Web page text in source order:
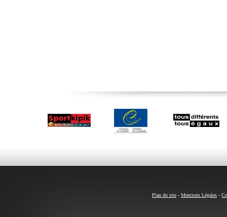
Plan du site-Mentions Légales-